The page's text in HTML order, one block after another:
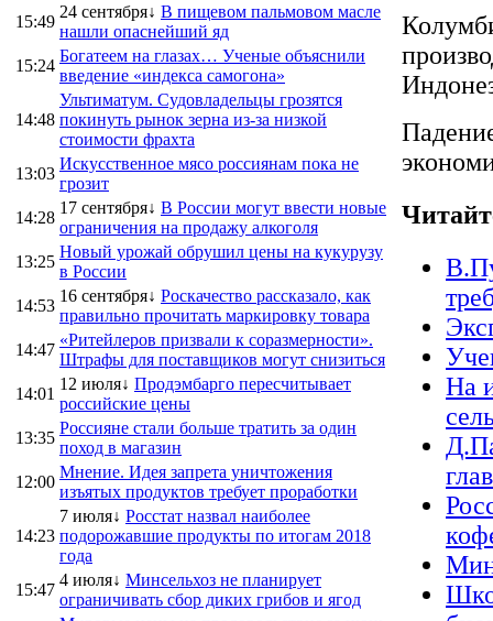
15:49
24 сентября↓ В пищевом пальмовом масле
нашли опаснейший яд
15:24
Богатеем на глазах… Ученые объяснили
введение «индекса самогона»
14:48
Ультиматум. Судовладельцы грозятся
покинуть рынок зерна из-за низкой
стоимости фрахта
13:03
Искусственное мясо россиянам пока не
грозит
14:28
17 сентября↓ В России могут ввести новые
ограничения на продажу алкоголя
13:25
Новый урожай обрушил цены на кукурузу
в России
14:53
16 сентября↓ Роскачество рассказало, как
правильно прочитать маркировку товара
14:47
«Ритейлеров призвали к соразмерности».
Штрафы для поставщиков могут снизиться
14:01
12 июля↓ Продэмбарго пересчитывает
российские цены
13:35
Россияне стали больше тратить за один
поход в магазин
12:00
Мнение. Идея запрета уничтожения
изъятых продуктов требует проработки
14:23
7 июля↓ Росстат назвал наиболее
подорожавшие продукты по итогам 2018
года
15:47
4 июля↓ Минсельхоз не планирует
ограничивать сбор диких грибов и ягод
На